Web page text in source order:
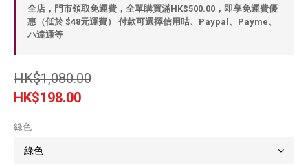
全店，門市領取免運費，全單購買滿HK$500.00，即享免運費優
惠（低於 $48元運費） 付款可選擇信用咭、Paypal、Payme、
ハ達通等
HK$1,080.00
HK$198.00
綠色